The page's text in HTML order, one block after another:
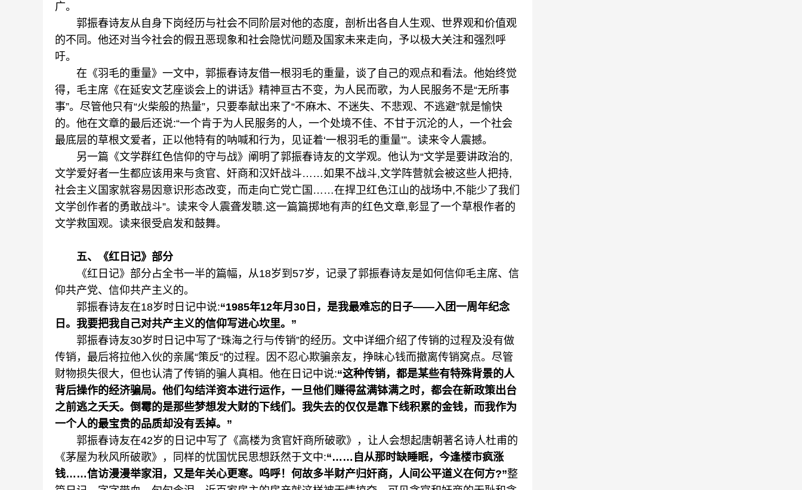
广。
郭振春诗友从自身下岗经历与社会不同阶层对他的态度，剖析出各自人生观、世界观和价值观
的不同。他还对当今社会的假丑恶现象和社会隐忧问题及国家未来走向，予以极大关注和强烈呼
吁。
在《羽毛的重量》一文中，郭振春诗友借一根羽毛的重量，谈了自己的观点和看法。他始终觉
得，毛主席《在延安文艺座谈会上的讲话》精神亘古不变，为人民而歌，为人民服务不是“无所事
事”。尽管他只有“火柴般的热量”，只要奉献出来了“不麻木、不迷失、不悲观、不逃避”就是愉快
的。他在文章的最后还说:“一个肯于为人民服务的人，一个处境不佳、不甘于沉沦的人，一个社会
最底层的草根文爱者，正以他特有的呐喊和行为，见证着‘一根羽毛的重量’”。读来令人震撼。
另一篇《文学群红色信仰的守与战》阐明了郭振春诗友的文学观。他认为“文学是要讲政治的,
文学爱好者一生都应该用来与贪官、奸商和汉奸战斗……如果不战斗,文学阵营就会被这些人把持,
社会主义国家就容易因意识形态改变，而走向亡党亡国……在捍卫红色江山的战场中,不能少了我们
文学创作者的勇敢战斗”。读来令人震聋发聩.这一篇篇掷地有声的红色文章,彰显了一个草根作者的
文学救国观。读来很受启发和鼓舞。
五、《红日记》部分
《红日记》部分占全书一半的篇幅，从18岁到57岁，记录了郭振春诗友是如何信仰毛主席、信
仰共产党、信仰共产主义的。
郭振春诗友在18岁时日记中说:“1985年12年月30日，是我最难忘的日子——入团一周年纪念
日。我要把我自己对共产主义的信仰写进心坎里。”
郭振春诗友30岁时日记中写了“珠海之行与传销”的经历。文中详细介绍了传销的过程及没有做
传销，最后将拉他入伙的亲属“策反”的过程。因不忍心欺骗亲友，挣昧心钱而撤离传销窝点。尽管
财物损失很大，但也认清了传销的骗人真相。他在日记中说:“这种传销，都是某些有特殊背景的人
背后操作的经济骗局。他们勾结洋资本进行运作，一旦他们赚得盆满钵满之时，都会在新政策出台
之前逃之夭夭。倒霉的是那些梦想发大财的下线们。我失去的仅仅是靠下线积累的金钱，而我作为
一个人的最宝贵的品质却没有丢掉。”
郭振春诗友在42岁的日记中写了《高楼为贪官奸商所破歌》，让人会想起唐朝著名诗人杜甫的
《茅屋为秋风所破歌》，同样的忧国忧民思想跃然于文中:“……自从那时缺睡眠，今逢楼市疯涨
钱……信访漫漫举家泪，又是年关心更寒。呜呼！何故多半财产归奸商，人间公平道义在何方?”整